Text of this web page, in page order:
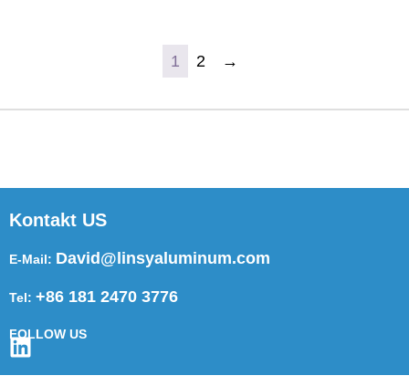
1 2 →
Kontakt US
E-Mail: David@linsyaluminum.com
Tel: +86 181 2470 3776
FOLLOW US